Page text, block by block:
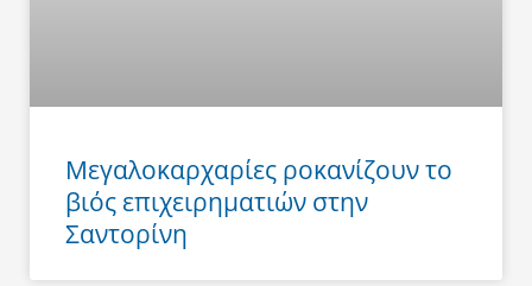
Μεγαλοκαρχαρίες ροκανίζουν το
βιός επιχειρηματιών στην
Σαντορίνη